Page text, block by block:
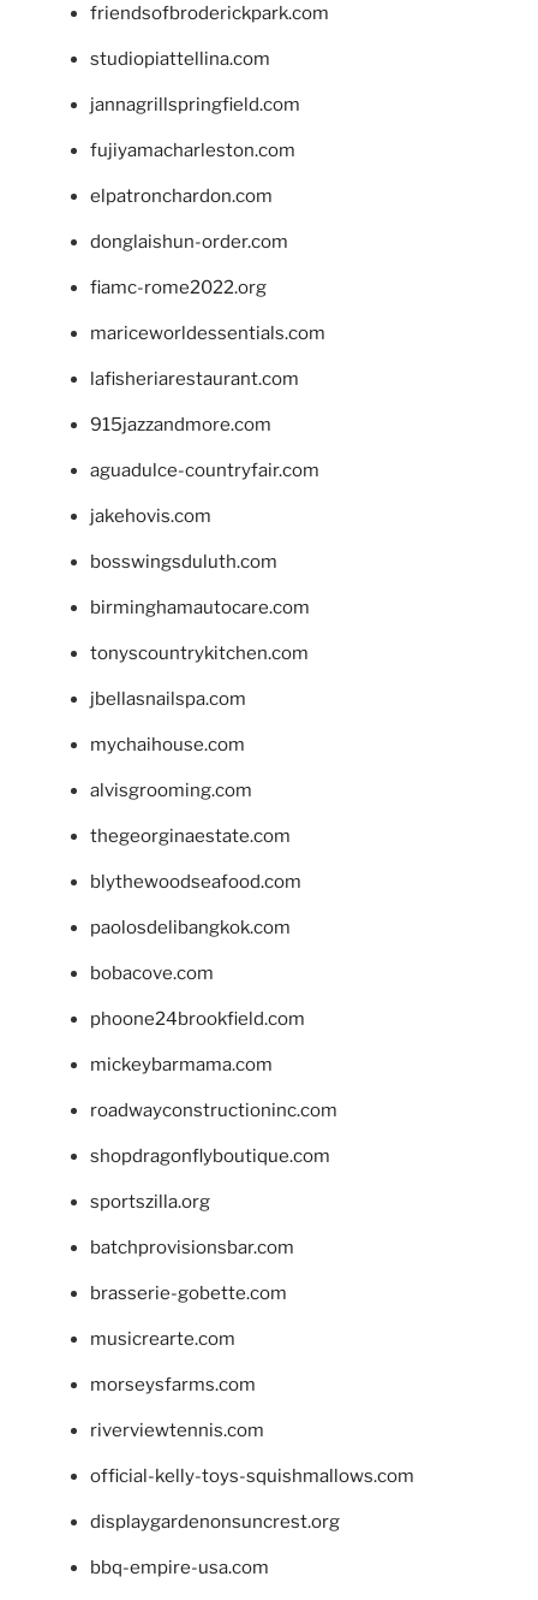
friendsofbroderickpark.com
studiopiattellina.com
jannagrillspringfield.com
fujiyamacharleston.com
elpatronchardon.com
donglaishun-order.com
fiamc-rome2022.org
mariceworldessentials.com
lafisheriarestaurant.com
915jazzandmore.com
aguadulce-countryfair.com
jakehovis.com
bosswingsduluth.com
birminghamautocare.com
tonyscountrykitchen.com
jbellasnailspa.com
mychaihouse.com
alvisgrooming.com
thegeorginaestate.com
blythewoodseafood.com
paolosdelibangkok.com
bobacove.com
phoone24brookfield.com
mickeybarmama.com
roadwayconstructioninc.com
shopdragonflyboutique.com
sportszilla.org
batchprovisionsbar.com
brasserie-gobette.com
musicrearte.com
morseysfarms.com
riverviewtennis.com
official-kelly-toys-squishmallows.com
displaygardenonsuncrest.org
bbq-empire-usa.com